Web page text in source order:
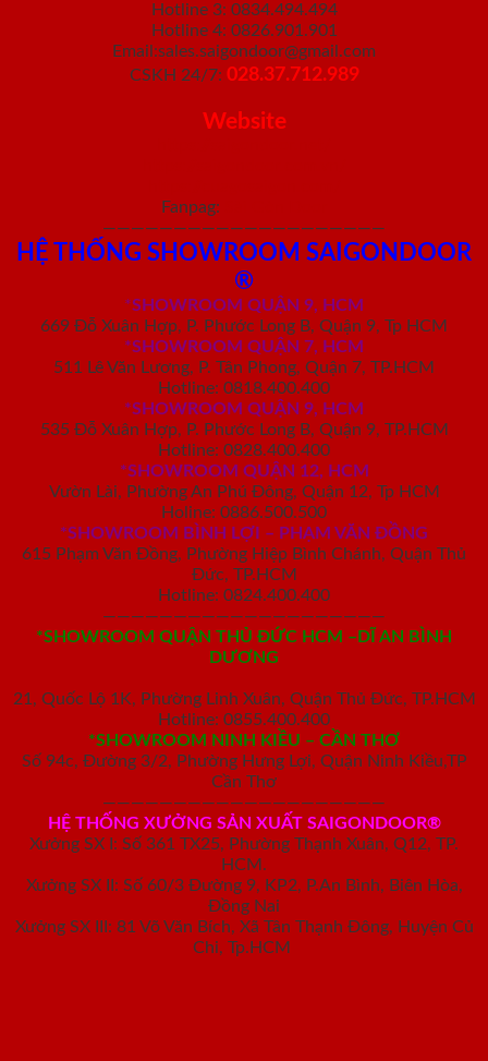
Hotline 3: 0834.494.494
Hotline 4: 0826.901.901
Email:sales.saigondoor@gmail.com
CSKH 24/7: 028.37.712.989
Website
Fanpag:
————————————————————
HỆ THỐNG SHOWROOM SAIGONDOOR
®
*SHOWROOM QUẬN 9, HCM
669 Đỗ Xuân Hợp, P. Phước Long B, Quận 9, Tp HCM
*SHOWROOM QUẬN 7, HCM
511 Lê Văn Lương, P. Tân Phong, Quận 7, TP.HCM
Hotline: 0818.400.400
*SHOWROOM QUẬN 9, HCM
535 Đỗ Xuân Hợp, P. Phước Long B, Quận 9, TP.HCM
Hotline: 0828.400.400
*SHOWROOM QUẬN 12, HCM
Vườn Lài, Phường An Phú Đông, Quận 12, Tp HCM
Holine: 0886.500.500
*SHOWROOM BÌNH LỢI – PHẠM VĂN ĐỒNG
615 Phạm Văn Đồng, Phường Hiệp Bình Chánh, Quận Thủ
Đức, TP.HCM
Hotline: 0824.400.400
————————————————————
*SHOWROOM QUẬN THỦ ĐỨC HCM –DĨ AN BÌNH
DƯƠNG
21, Quốc Lộ 1K, Phường Linh Xuân, Quận Thủ Đức, TP.HCM
Hotline: 0855.400.400
*SHOWROOM NINH KIỀU – CẦN THƠ
Số 94c, Đường 3/2, Phường Hưng Lợi, Quận Ninh Kiều,TP
Cần Thơ
————————————————————
HỆ THỐNG XƯỞNG SẢN XUẤT SAIGONDOOR®
Xưởng SX I: Số 361 TX25, Phường Thạnh Xuân, Q12, TP.
HCM.
Xưởng SX II: Số 60/3 Đường 9, KP2, P.An Bình, Biên Hòa,
Đồng Nai
Xưởng SX III: 81 Võ Văn Bích, Xã Tân Thạnh Đông, Huyện Củ
Chi, Tp.HCM